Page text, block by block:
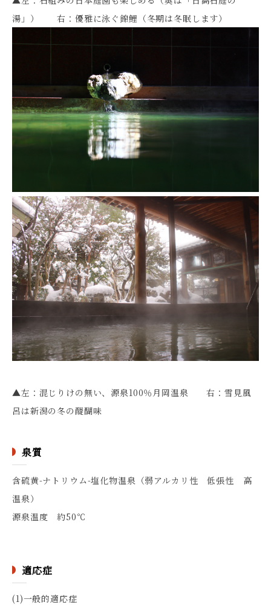
湯」） 右：優雅に泳ぐ錦鯉（冬期は冬眠します）
▲左：混じりけの無い、源泉100％月岡温泉 右：雪見風
呂は新潟の冬の醍醐味
泉質
含硫黄-ナトリウム-塩化物温泉（弱アルカリ性 低張性 高
温泉）
源泉温度 約50℃
適応症
(1)一般的適応症